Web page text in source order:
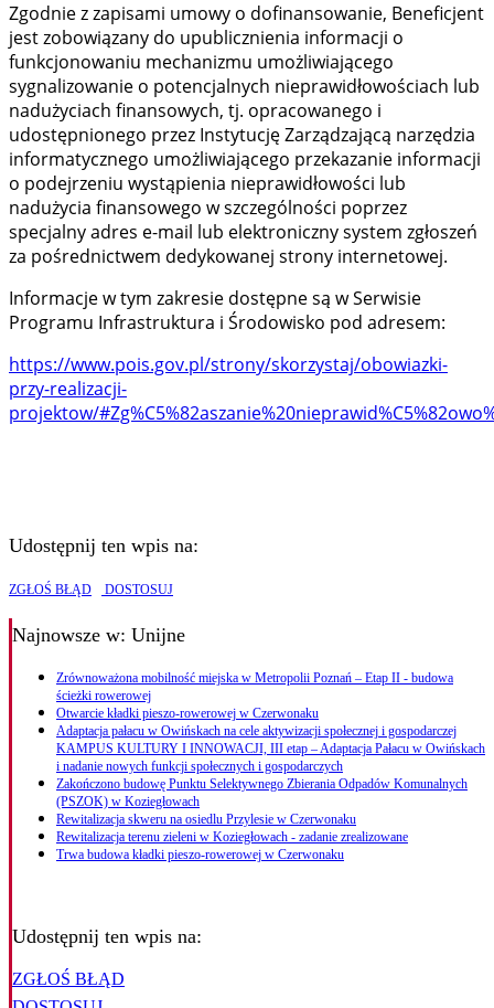
Zgodnie z zapisami umowy o dofinansowanie, Beneficjent
jest zobowiązany do upublicznienia informacji o
funkcjonowaniu mechanizmu umożliwiającego
sygnalizowanie o potencjalnych nieprawidłowościach lub
nadużyciach finansowych, tj. opracowanego i
udostępnionego przez Instytucję Zarządzającą narzędzia
informatycznego umożliwiającego przekazanie informacji
o podejrzeniu wystąpienia nieprawidłowości lub
nadużycia finansowego w szczególności poprzez
specjalny adres e-mail lub elektroniczny system zgłoszeń
za pośrednictwem dedykowanej strony internetowej.
Informacje w tym zakresie dostępne są w Serwisie
Programu Infrastruktura i Środowisko pod adresem:
https://www.pois.gov.pl/strony/skorzystaj/obowiazki-
przy-realizacji-
projektow/
Udostępnij ten wpis na:
ZGŁOŚ BŁĄD DOSTOSUJ
Najnowsze w: Unijne
Zrównoważona mobilność miejska w Metropolii Poznań – Etap II - budowa
ścieżki rowerowej
Otwarcie kładki pieszo-rowerowej w Czerwonaku
Adaptacja pałacu w Owińskach na cele aktywizacji społecznej i gospodarczej
KAMPUS KULTURY I INNOWACJI, III etap – Adaptacja Pałacu w Owińskach
i nadanie nowych funkcji społecznych i gospodarczych
Zakończono budowę Punktu Selektywnego Zbierania Odpadów Komunalnych
(PSZOK) w Koziegłowach
Rewitalizacja skweru na osiedlu Przylesie w Czerwonaku
Rewitalizacja terenu zieleni w Koziegłowach - zadanie zrealizowane
Trwa budowa kładki pieszo-rowerowej w Czerwonaku
Udostępnij ten wpis na:
ZGŁOŚ BŁĄD